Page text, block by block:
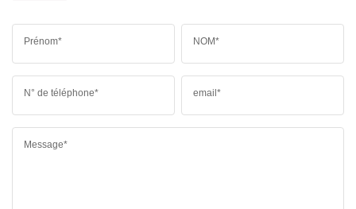
Prénom* NOM*
N° de téléphone* email*
Message*